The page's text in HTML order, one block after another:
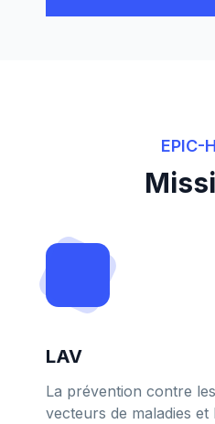
EPIC-
LAV
La prévention contre
vecteurs de maladies et